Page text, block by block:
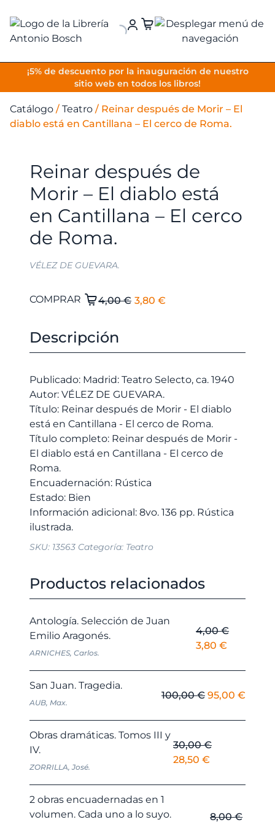
¡5% de descuento por la inauguración de nuestro
sitio web en todos los libros!
VOLVER
Catálogo / Teatro / Reinar después de Morir – El
diablo está en Cantillana – El cerco de Roma.
Reinar después de
Morir – El diablo está
en Cantillana – El cerco
de Roma.
VÉLEZ DE GUEVARA.
4,00€ El
era:
3,80 €
es:
Reinar
Morir
diablo
está
en
Cantillana
-
El
cerco
de
Roma.
cantidad
COMPRAR
Descripción
Publicado: Madrid: Teatro Selecto, ca. 1940
Autor: VÉLEZ DE GUEVARA.
Título: Reinar después de Morir - El diablo
está en Cantillana - El cerco de Roma.
Título completo: Reinar después de Morir -
El diablo está en Cantillana - El cerco de
Roma.
Encuadernación: Rústica
Estado: Bien
Información adicional: 8vo. 136 pp. Rústica
SKU: 13563 Categoría: Teatro
Productos relacionados
Antología. Selección de Juan
Emilio Aragonés.
ARNICHES, Carlos.
4,00€
El
original
era:
4,00 €.
3,80€
actual
es:
San Juan. Tragedia.
AUB, Max.
100,00€ El
original
era:
100,00 €.
95,00 €
Obras dramáticas. Tomos III y
IV.
ZORRILLA, José.
30,00€
El
original
30,00 €.
28,50€
actual
28,50 €.
2 obras encuadernadas en 1
volumen. Cada uno a lo suyo.
8,00€